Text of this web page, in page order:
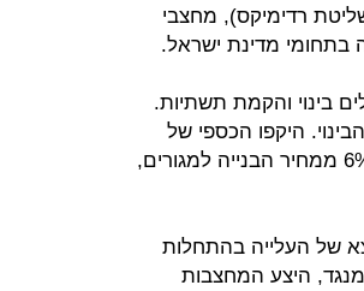
רדימיקס), מחצבי
בינוי והקמת תשתיות.
היקפו הכספי של
הענף עומד על כ-1.5 מיליארד שקל בשנה. החצץ מהווה 6% ממחיר הבנייה למגורים,
של העלייה בהתחלות
מנגד, היצע המחצבות